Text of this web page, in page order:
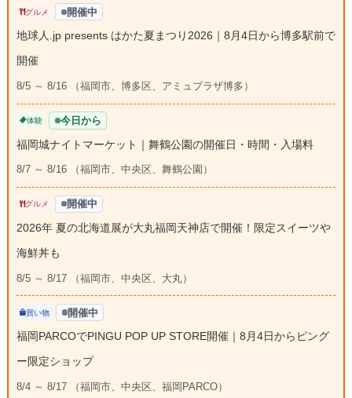
グルメ 開催中
地球人.jp presents はかた夏まつり2026｜8月4日から博多駅前で
開催
8/5 ～ 8/16 （福岡市、博多区、アミュプラザ博多）
体験 今日から
福岡城ナイトマーケット｜舞鶴公園の開催日・時間・入場料
8/7 ～ 8/16 （福岡市、中央区、舞鶴公園）
グルメ 開催中
2026年 夏の北海道展が大丸福岡天神店で開催！限定スイーツや
海鮮丼も
8/5 ～ 8/17 （福岡市、中央区、大丸）
買い物 開催中
福岡PARCOでPINGU POP UP STORE開催｜8月4日からピング
ー限定ショップ
8/4 ～ 8/17 （福岡市、中央区、福岡PARCO）